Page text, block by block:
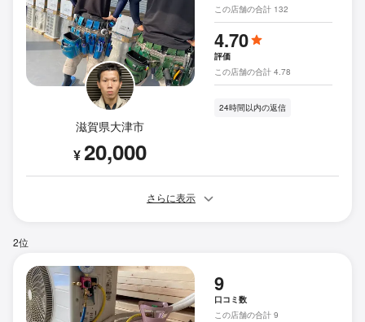
滋賀県大津市
¥20,000
この店舗の合計 132
4.70
評価
この店舗の合計 4.78
24時間以内の返信
さらに表示
2位
9
口コミ数
この店舗の合計 9